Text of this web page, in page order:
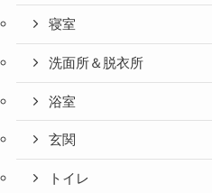
寝室
洗面所＆脱衣所
浴室
玄関
トイレ